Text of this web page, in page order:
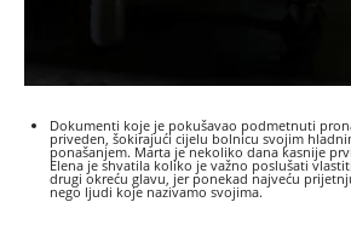
Dokumenti koje je pokušavao podmetnuti
priveden, šokirajući cijelu bolnicu svojim
ponašanjem. Marta je nekoliko dana kasnije
Elena je shvatila koliko je važno poslušati
drugi okreću glavu, jer ponekad najveću
nego ljudi koje nazivamo svojima.